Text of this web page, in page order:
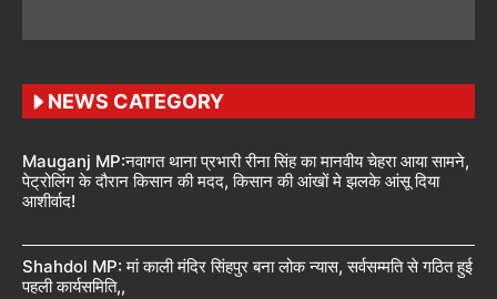
NEWS CATEGORY
Mauganj MP:नवागत थाना प्रभारी रीना सिंह का मानवीय चेहरा आया सामने,
पेट्रोलिंग के दौरान किसान की मदद, किसान की आंखों मे झलके आंसू दिया
आशीर्वाद!
Shahdol MP: मां काली मंदिर सिंहपुर बना लोक न्यास, सर्वसम्मति से गठित हुई
पहली कार्यसमिति,,